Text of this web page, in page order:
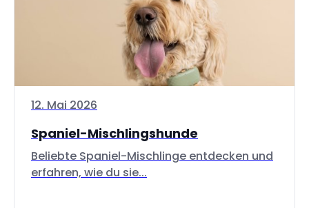
12. Mai 2026
Spaniel-Mischlingshunde
Beliebte Spaniel-Mischlinge entdecken und
erfahren, wie du sie...